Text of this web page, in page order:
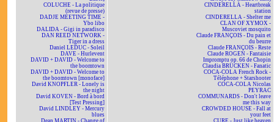
COLUCHE - La politique
(revue de presse)
DADJE MEETING TIME -
Ybo libo
DALIDA - Gigi in paradisco
DAN REED NETWORK -
Tiger in a dress
Daniel LEDUC - Soleil
DAVE - Hurlevent
DAVID + DAVID - Welcome to
the boomtown
DAVID + DAVID - Welcome to
the boomtown [monoface]
David KNOPFLER - Lonely is
the night
David KOVEN - Bord à bord
[Test Pressing]
David LINDLEY - Mercury
blues
Dean MARTIN - Change of
CINDERELLA - Heartbreak
station
CINDERELLA - Shelter me
CLAN OF XYMOX -
Muscoviet mosquito
Claude FRANÇOIS - Du pain et
du beurre
Claude FRANÇOIS - Reste
Claude ROGEN - Fantaisie
Impromptu op. 66 de Chopin
Claudia BRÜCKEN - Fanatic
COCA-COLA French Rock -
Téléphone + Starshooter
COCA-COLA Nicolas
PEYRAC
COMMUNARDS - Don't leave
me this way
CROWDED HOUSE - Fall at
your feet
CURE - Just like heaven